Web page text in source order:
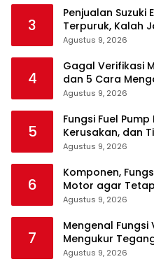
3
Penjualan Suzuki
Terpuruk, Kalah
Agustus 9, 2026
4
Gagal Verifikasi
dan 5 Cara
Agustus 9, 2026
5
Fungsi Fuel
Kerusakan, dan
Agustus 9, 2026
6
Komponen,
Motor agar
Agustus 9, 2026
7
Mengenal
Mengukur
Agustus 9, 2026